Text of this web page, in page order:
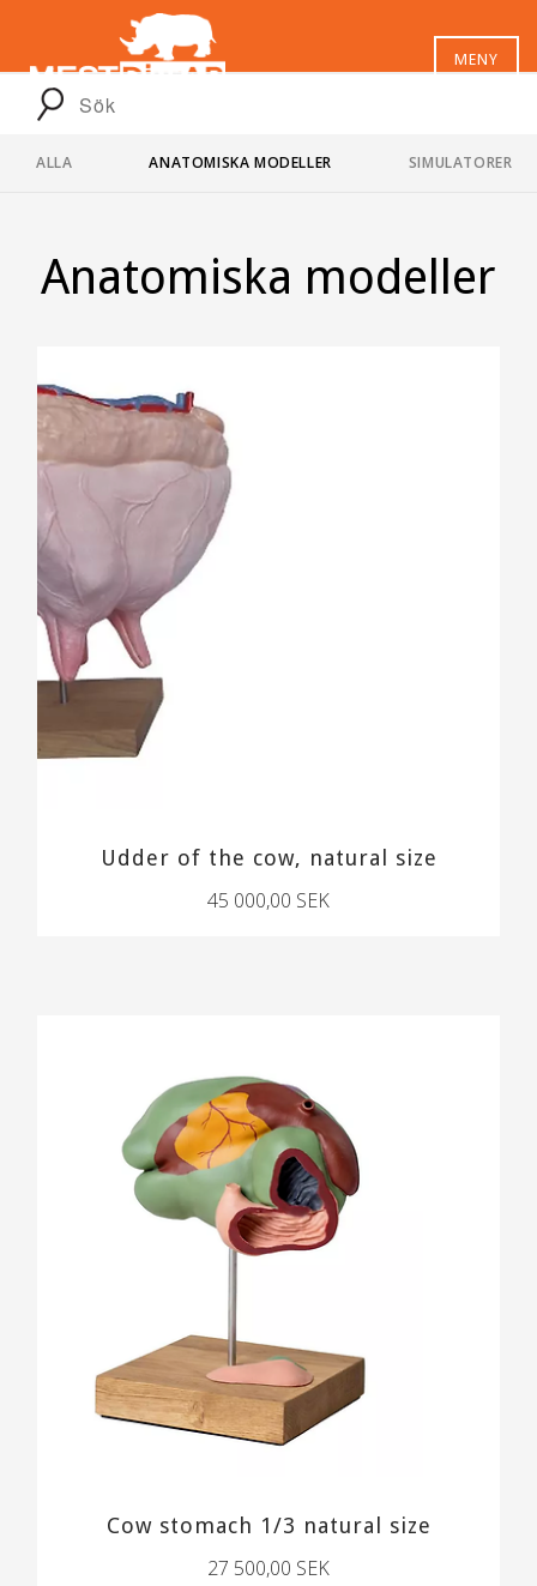
MENY
ALLA ANATOMISKA MODELLER SIMULATORER
Anatomiska modeller
Udder of the cow, natural size
45 000,00 SEK
Cow stomach 1/3 natural size
27 500,00 SEK